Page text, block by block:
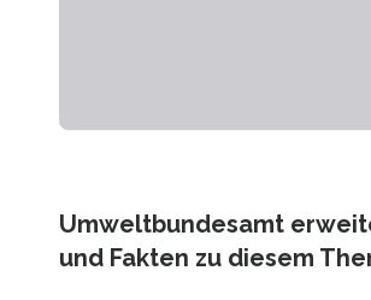
Umweltbundesamt
und Fakten zu diesem